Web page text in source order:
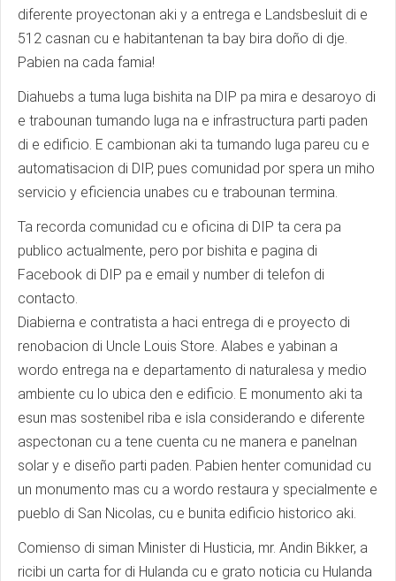
diferente proyectonan aki y a entrega e Landsbesluit di e
512 casnan cu e habitantenan ta bay bira doño di dje.
Pabien na cada famia!
Diahuebs a tuma luga bishita na DIP pa mira e desaroyo di
e trabounan tumando luga na e infrastructura parti paden
di e edificio. E cambionan aki ta tumando luga pareu cu e
automatisacion di DIP, pues comunidad por spera un miho
servicio y eficiencia unabes cu e trabounan termina.
Ta recorda comunidad cu e oficina di DIP ta cera pa
publico actualmente, pero por bishita e pagina di
Facebook di DIP pa e email y number di telefon di
contacto.
Diabierna e contratista a haci entrega di e proyecto di
renobacion di Uncle Louis Store. Alabes e yabinan a
wordo entrega na e departamento di naturalesa y medio
ambiente cu lo ubica den e edificio. E monumento aki ta
esun mas sostenibel riba e isla considerando e diferente
aspectonan cu a tene cuenta cu ne manera e panelnan
solar y e diseño parti paden. Pabien henter comunidad cu
un monumento mas cu a wordo restaura y specialmente e
pueblo di San Nicolas, cu e bunita edificio historico aki.
Comienso di siman Minister di Husticia, mr. Andin Bikker, a
ricibi un carta for di Hulanda cu e grato noticia cu Hulanda